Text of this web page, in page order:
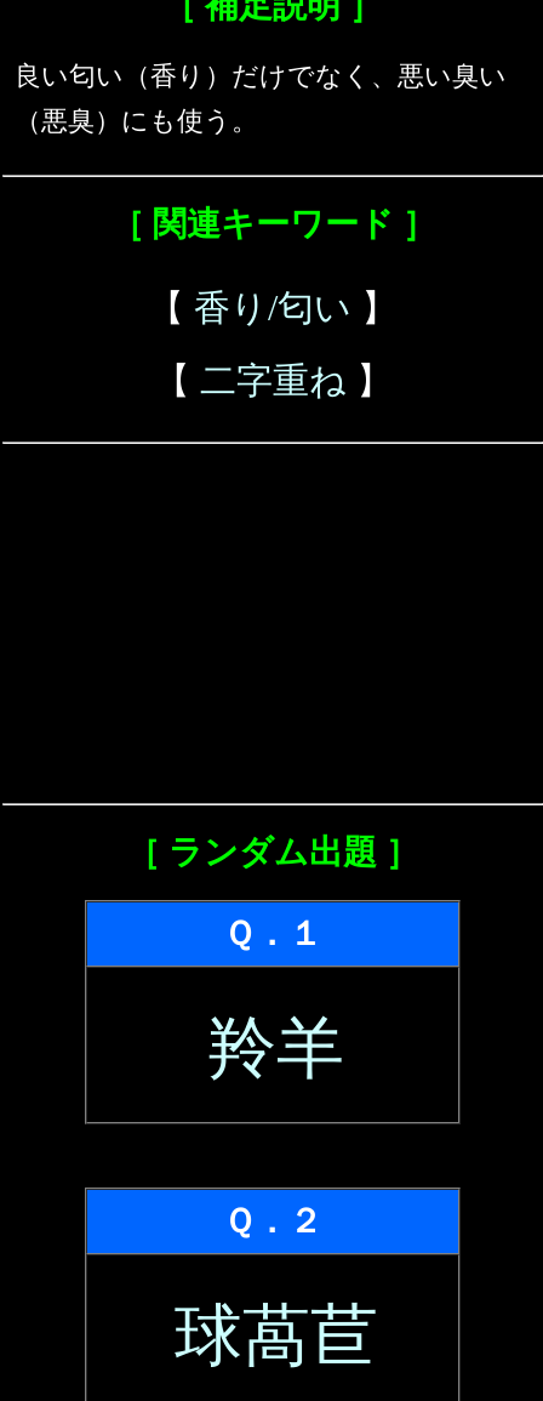
良い匂い（香り）だけでなく、悪い臭い
（悪臭）にも使う。
［ 関連キーワード ］
【 香り/匂い 】
【 二字重ね 】
［ ランダム出題 ］
Ｑ．１
羚羊
Ｑ．２
球萵苣